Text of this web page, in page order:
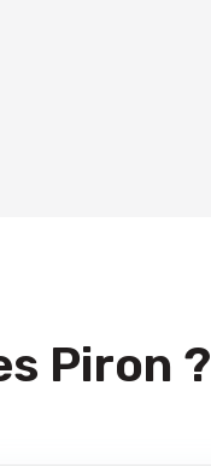
Piron ?